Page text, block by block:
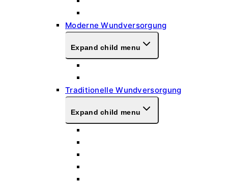
Moderne Wundversorgung
Expand child menu
Traditionelle Wundversorgung
Expand child menu